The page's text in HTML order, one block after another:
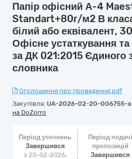
Папір офісний А-4
Standart+80г/м2 В
білий або еквівалент,
Офісне устаткування
за ДК 021:2015 Єдиного
словника
Оголошення про проведення.pdf
Закупівля: UA-2026-02-20-006755-a
на DoZorro
Період уточнень
Завершився
з 20-02-2026,
Період подачі
пропозицій
Завершився